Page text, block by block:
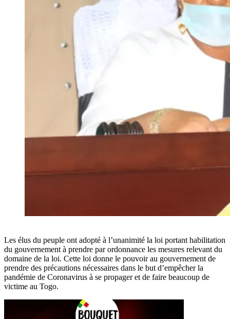
Les élus du peuple ont adopté à l’unanimité la loi portant habilitation
du gouvernement à prendre par ordonnance les mesures relevant du
domaine de la loi. Cette loi donne le pouvoir au gouvernement de
prendre des précautions nécessaires dans le but d’empêcher la
pandémie de Coronavirus à se propager et de faire beaucoup de
victime au Togo.